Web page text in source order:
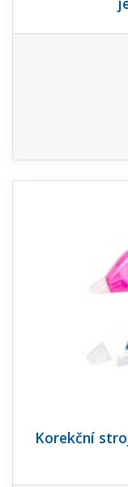
Korekční